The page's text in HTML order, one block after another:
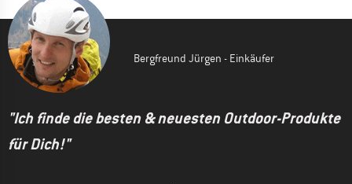
Bergfreund Jürgen - Einkäufer
"Ich finde die besten & neuesten Outdoor-Produkte
für Dich!"